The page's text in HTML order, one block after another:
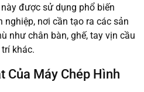
được sử dụng phổ biến
nơi cần tạo ra các sản
như chân bàn, ghế, tay vịn cầu
khác.
Máy Chép Hình